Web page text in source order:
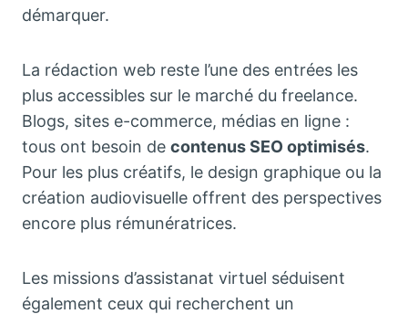
démarquer.
La rédaction web reste l’une des entrées les
plus accessibles sur le marché du freelance.
Blogs, sites e-commerce, médias en ligne :
tous ont besoin de contenus SEO optimisés.
Pour les plus créatifs, le design graphique ou la
création audiovisuelle offrent des perspectives
encore plus rémunératrices.
Les missions d’assistanat virtuel séduisent
également ceux qui recherchent un